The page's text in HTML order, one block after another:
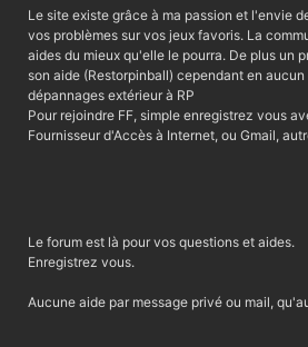
Le site existe grâce à ma passion et l'envie
vos problèmes sur vos jeux favoris. La
aides du mieux qu'elle le pourra. De plus un
son aide (Restorpinball) cependant en
dépannages extérieur à RP
Pour rejoindre FF, simple enregistrez vous
Fournisseur d'Accès à Internet, ou Gmail,
Le forum est là pour vos questions et aides.
Enregistrez vous.
Aucune aide par message privé ou mail,